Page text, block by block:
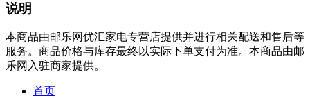
说明
本商品由邮乐网优汇家电专营店提供并进行相关配送和售后等
服务。商品价格与库存最终以实际下单支付为准。本商品由邮
乐网入驻商家提供。
首页